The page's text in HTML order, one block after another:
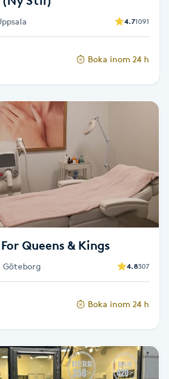
4.71091
Boka inom 24 h
Queens & Kings
Göteborg 4.8307
Boka inom 24 h